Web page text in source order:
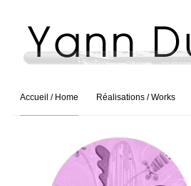
Accueil / Home Réalisations / Works